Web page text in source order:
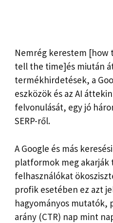
Nemrég kerestem [how
tell the time]és miután
termékhirdetések, a
eszközök és az AI
felvonulását, egy jó
SERP-ről.
A Google és más
platformok meg akarják
felhasználókat
profik esetében ez azt
hagyományos mutatók,
arány (CTR) nap mint